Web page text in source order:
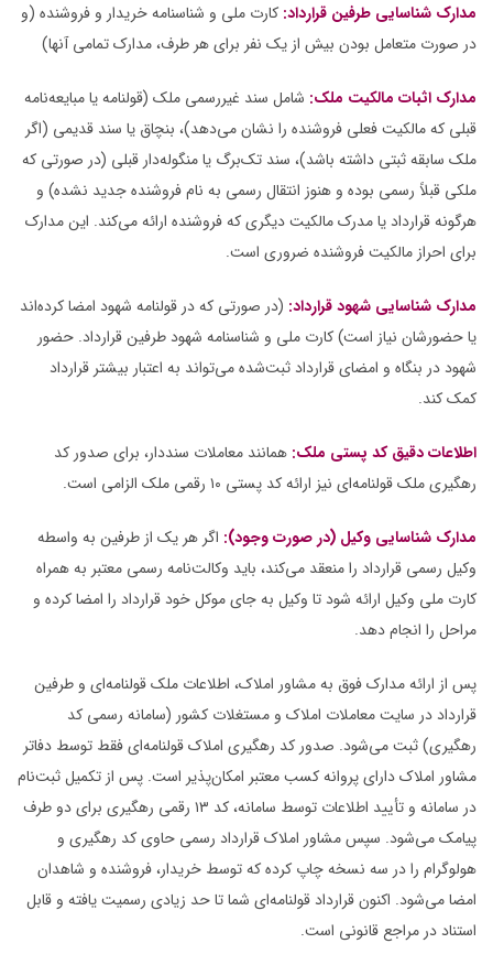
مدارک شناسایی طرفین قرارداد: کارت ملی و شناسنامه خریدار و فروشنده (و
در صورت متعامل بودن بیش از یک نفر برای هر طرف، مدارک تمامی آنها)
مدارک اثبات مالکیت ملک: شامل سند غیررسمی ملک (قولنامه یا مبایعه‌نامه
قبلی که مالکیت فعلی فروشنده را نشان می‌دهد)، بنچاق یا سند قدیمی (اگر
ملک سابقه ثبتی داشته باشد)، سند تک‌برگ یا منگوله‌دار قبلی (در صورتی که
ملکی قبلاً رسمی بوده و هنوز انتقال رسمی به نام فروشنده جدید نشده) و
هرگونه قرارداد یا مدرک مالکیت دیگری که فروشنده ارائه می‌کند. این مدارک
برای احراز مالکیت فروشنده ضروری است.
مدارک شناسایی شهود قرارداد: (در صورتی که در قولنامه شهود امضا کرده‌اند
یا حضورشان نیاز است) کارت ملی و شناسنامه شهود طرفین قرارداد. حضور
شهود در بنگاه و امضای قرارداد ثبت‌شده می‌تواند به اعتبار بیشتر قرارداد
کمک کند.
اطلاعات دقیق کد پستی ملک: همانند معاملات سنددار، برای صدور کد
رهگیری ملک قولنامه‌ای نیز ارائه کد پستی ۱۰ رقمی ملک الزامی است.
مدارک شناسایی وکیل (در صورت وجود): اگر هر یک از طرفین به واسطه
وکیل رسمی قرارداد را منعقد می‌کند، باید وکالت‌نامه رسمی معتبر به همراه
کارت ملی وکیل ارائه شود تا وکیل به جای موکل خود قرارداد را امضا کرده و
مراحل را انجام دهد.
پس از ارائه مدارک فوق به مشاور املاک، اطلاعات ملک قولنامه‌ای و طرفین
قرارداد در سایت معاملات املاک و مستغلات کشور (سامانه رسمی کد
رهگیری) ثبت می‌شود. صدور کد رهگیری املاک قولنامه‌ای فقط توسط دفاتر
مشاور املاک دارای پروانه کسب معتبر امکان‌پذیر است. پس از تکمیل ثبت‌نام
در سامانه و تأیید اطلاعات توسط سامانه، کد ۱۳ رقمی رهگیری برای دو طرف
پیامک می‌شود. سپس مشاور املاک قرارداد رسمی حاوی کد رهگیری و
هولوگرام را در سه نسخه چاپ کرده که توسط خریدار، فروشنده و شاهدان
امضا می‌شود. اکنون قرارداد قولنامه‌ای شما تا حد زیادی رسمیت یافته و قابل
استناد در مراجع قانونی است.